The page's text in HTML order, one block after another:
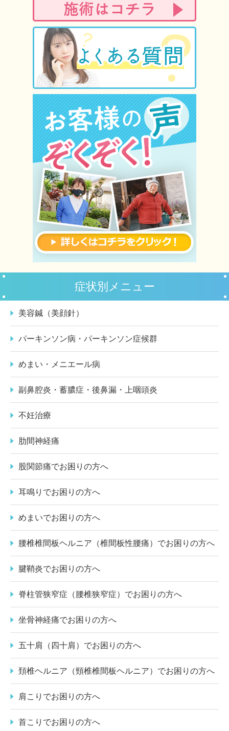
症状別メニュー
美容鍼（美顔針）
パーキンソン病・パーキンソン症候群
めまい・メニエール病
副鼻腔炎・蓄膿症・後鼻漏・上咽頭炎
不妊治療
肋間神経痛
股関節痛でお困りの方へ
耳鳴りでお困りの方へ
めまいでお困りの方へ
腰椎椎間板ヘルニア（椎間板性腰痛）でお困りの方へ
腱鞘炎でお困りの方へ
脊柱管狭窄症（腰椎狭窄症）でお困りの方へ
坐骨神経痛でお困りの方へ
五十肩（四十肩）でお困りの方へ
頚椎ヘルニア（頸椎椎間板ヘルニア）でお困りの方へ
肩こりでお困りの方へ
首こりでお困りの方へ